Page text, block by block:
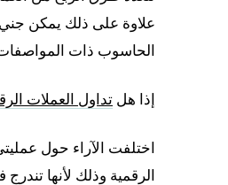
علاوة على ذلك يمكن
الحاسوب ذات
إذا هل تداول العملات
اختلفت الآراء حول
الرقمية وذلك لأنها